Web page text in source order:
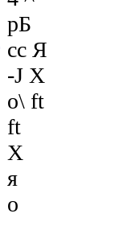
рБ
сс Я
-J X
о\ ft
ft
X
я
о